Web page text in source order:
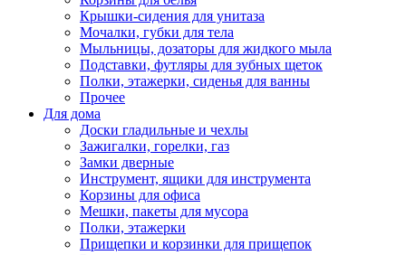
Крышки-сидения для унитаза
Мочалки, губки для тела
Мыльницы, дозаторы для жидкого мыла
Подставки, футляры для зубных щеток
Полки, этажерки, сиденья для ванны
Прочее
Для дома
Доски гладильные и чехлы
Зажигалки, горелки, газ
Замки дверные
Инструмент, ящики для инструмента
Корзины для офиса
Мешки, пакеты для мусора
Полки, этажерки
Прищепки и корзинки для прищепок